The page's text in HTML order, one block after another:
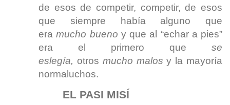
de esos de competir, competir, de esos
que siempre había alguno que
eramucho bueno y que al “echar a pies”
era el primero que se
eslegía, otros mucho malosy la mayoría
normaluchos.
EL PASI MISÍ